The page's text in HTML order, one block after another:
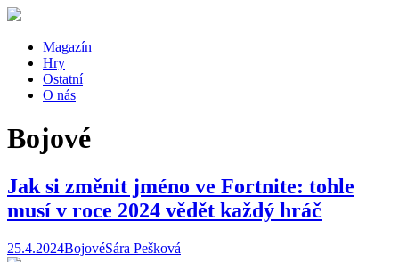
Magazín
Hry
Ostatní
O nás
Bojové
Jak si změnit jméno ve Fortnite: tohle
musí v roce 2024 vědět každý hráč
25.4.2024BojovéSára Pešková